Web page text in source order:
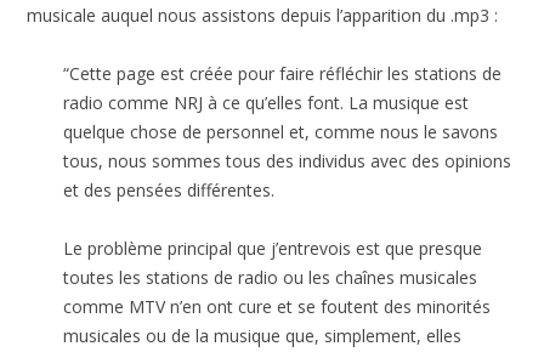
musicale auquel nous assistons depuis l’apparition du .mp3 :
“Cette page est créée pour faire réfléchir les stations de
radio comme NRJ à ce qu’elles font. La musique est
quelque chose de personnel et, comme nous le savons
tous, nous sommes tous des individus avec des opinions
et des pensées différentes.
Le problème principal que j’entrevois est que presque
toutes les stations de radio ou les chaînes musicales
comme MTV n’en ont cure et se foutent des minorités
musicales ou de la musique que, simplement, elles